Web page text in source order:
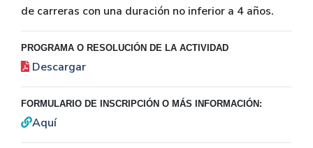
de carreras con una duración no inferior a 4 años.
PROGRAMA O RESOLUCIÓN DE LA ACTIVIDAD
Descargar
FORMULARIO DE INSCRIPCIÓN O MÁS INFORMACIÓN:
Aquí